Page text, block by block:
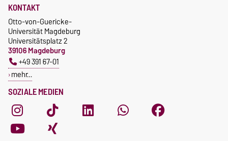
SOZIALE MEDIEN
KONTAKT
Otto-von-Guericke-
Universität Magdeburg
Universitätsplatz 2
39106 Magdeburg
+49 391 67-01
mehr…